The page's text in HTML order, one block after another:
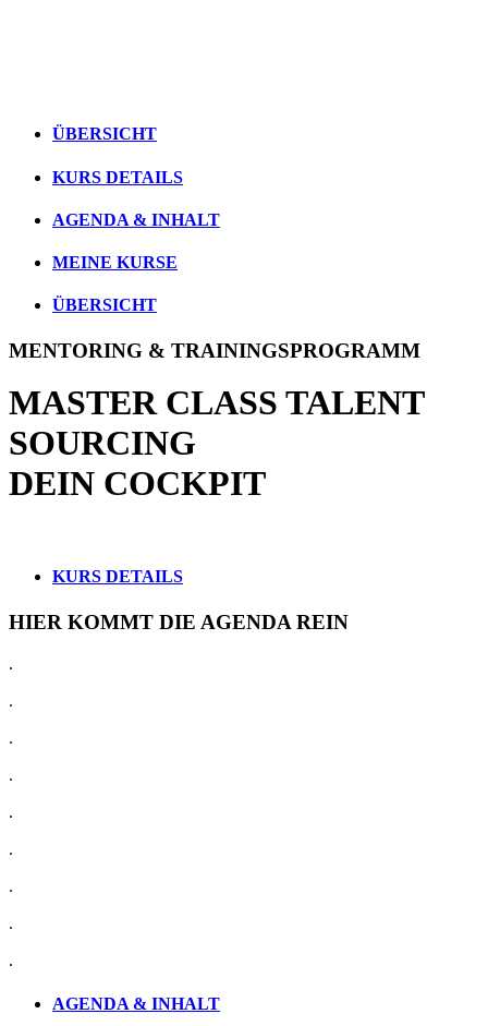
ÜBERSICHT
KURS DETAILS
AGENDA & INHALT
MEINE KURSE
ÜBERSICHT
MENTORING & TRAININGSPROGRAMM
MASTER CLASS TALENT
SOURCING
DEIN COCKPIT
KURS DETAILS
HIER KOMMT DIE AGENDA REIN
.
.
.
.
.
.
.
.
.
AGENDA & INHALT